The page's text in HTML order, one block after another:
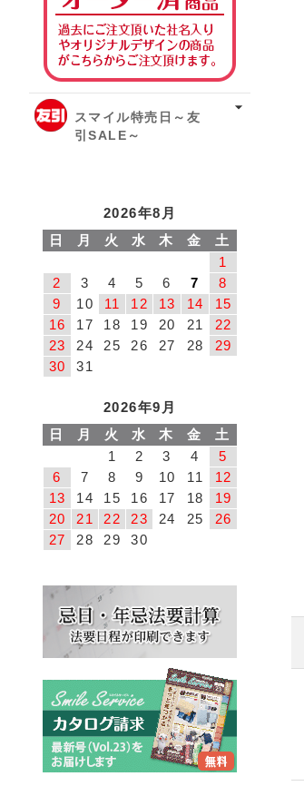
スマイル特売日～友
引SALE～
2026年8月
日
月 火 水 木 金
土
1
2
3 4 5 6 7
8
9
10 11 12 13 14
15
16
17 18 19 20 21
22
23
24 25 26 27 28
29
30
31
2026年9月
日
月 火 水 木 金
土
1
2 3 4
5
6
7 8 9 10 11
12
13
14 15 16 17 18
19
20
21 22 23 24 25
26
27
28 29 30